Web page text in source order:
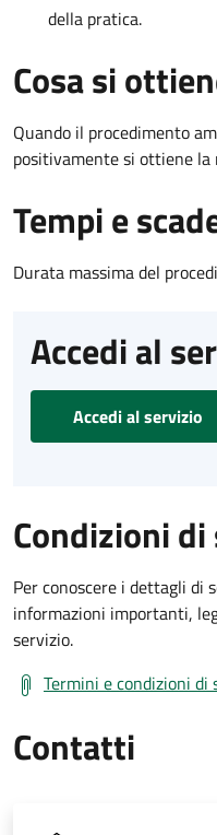
della pratica.
Cosa si
Quando il procedimento
positivamente si ottiene
Tempi e
Durata massima del
Accedi al
Accedi al servizio
Condizioni
Per conoscere i dettagli di
informazioni importanti,
servizio.
Termini e condizioni di
Contatti